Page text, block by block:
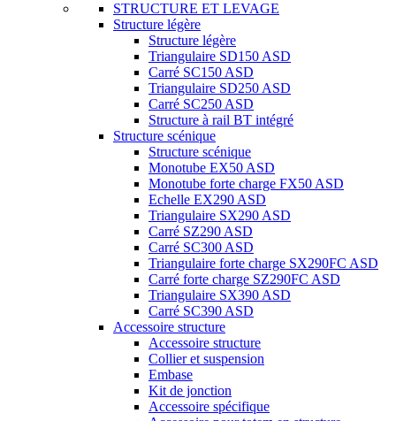
STRUCTURE ET LEVAGE
Structure légère
Structure légère
Triangulaire SD150 ASD
Carré SC150 ASD
Triangulaire SD250 ASD
Carré SC250 ASD
Structure à rail BT intégré
Structure scénique
Structure scénique
Monotube EX50 ASD
Monotube forte charge FX50 ASD
Echelle EX290 ASD
Triangulaire SX290 ASD
Carré SZ290 ASD
Carré SC300 ASD
Triangulaire forte charge SX290FC ASD
Carré forte charge SZ290FC ASD
Triangulaire SX390 ASD
Carré SC390 ASD
Accessoire structure
Accessoire structure
Collier et suspension
Embase
Kit de jonction
Accessoire spécifique